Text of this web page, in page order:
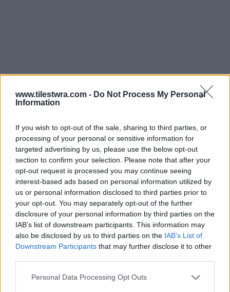
www.tilestwra.com - Do Not Process My Personal
Information
If you wish to opt-out of the sale, sharing to third parties, or
processing of your personal or sensitive information for
targeted advertising by us, please use the below opt-out
section to confirm your selection. Please note that after your
opt-out request is processed you may continue seeing
interest-based ads based on personal information utilized by
us or personal information disclosed to third parties prior to
your opt-out. You may separately opt-out of the further
disclosure of your personal information by third parties on the
IAB’s list of downstream participants. This information may
also be disclosed by us to third parties on the IAB’s List of
Downstream Participants that may further disclose it to other
Personal Data Processing Opt Outs
Οι τρεις γάμοι και η αδυναμία στη
μοναχοκόρη του, Δανάη
Ο Νίκος Σταυρίδης, παρόλο που δεν ήταν όσο
γοητευτικός όσο άλλοι ηθοποιοί της γενιάς
του,παντρεύτηκε τρεις φορές και
παραδεχόταν ότι οι γυναίκες ήταν η
αδυναμία του.Ωστόσο,η τραγική απώλεια
της πρώτης του συζύγου τον
σημάδεψε.Όταν πρωτοπαντρεύτηκε με την